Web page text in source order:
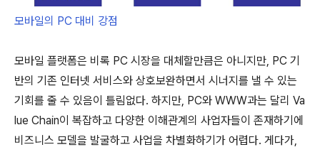
모바일의 PC 대비 강점
모바일 플랫폼은 비록 PC 시장을 대체할만큼은 아니지만, PC 기
반의 기존 인터넷 서비스와 상호보완하면서 시너지를 낼 수 있는
기회를 줄 수 있음이 틀림없다. 하지만, PC와 WWW과는 달리 Va
lue Chain이 복잡하고 다양한 이해관계의 사업자들이 존재하기에
비즈니스 모델을 발굴하고 사업을 차별화하기가 어렵다. 게다가,